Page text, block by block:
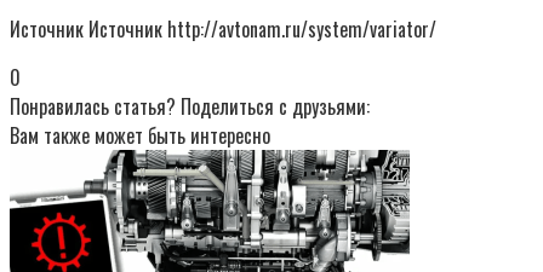
Источник Источник http://avtonam.ru/system/variator/
0
Понравилась статья? Поделиться с друзьями:
Вам также может быть интересно